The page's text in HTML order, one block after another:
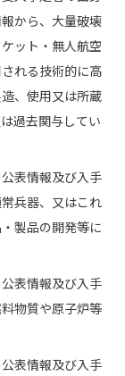
から、大量破壊
ット・無人航空
れる技術的に高
、使用又は所蔵
過去関与してい
表情報及び入手
兵器、又はこれ
製品の開発等に
表情報及び入手
物質や原子炉等
表情報及び入手